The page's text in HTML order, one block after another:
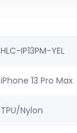
HLC-IP13PM-YEL
iPhone 13 Pro Max
TPU/Nylon